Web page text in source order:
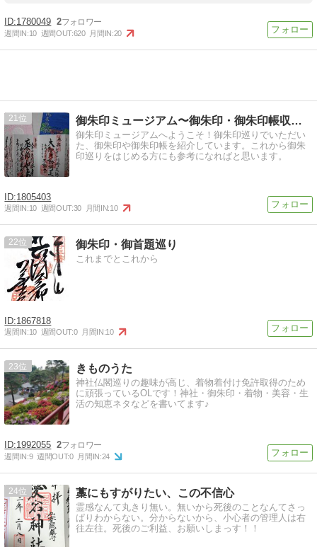
1780049 2
週間IN:10 週間OUT:620 月間IN:20
21 御朱印ミュージアム〜御朱印・御朱印帳収集展示
御朱印ミュージアムへようこそ！御朱印巡りでいただい
た、御朱印や御朱印帳を紹介しています。これから御朱
印巡りをはじめる方にも参考になればと思います。
1805403
週間IN:10 週間OUT:30 月間IN:10
22 御朱印・御首題巡り
これまでとこれから
1867818
週間IN:10 週間OUT:0 月間IN:10
23 きものうた
神社仏閣巡りの趣味が高じ、着物着付け免許取得のため
に頑張っているOLです！神社・御朱印・着物・美容・生
活の知恵ネタなどを書いてます♪
1992055 2
週間IN:9 週間OUT:0 月間IN:24
24 藁にもすがりたい、この不信心
霊感なんて丸きり無い。無いから死後のことなんてさっ
ぱりわからない。分からないから、小心者の管理人は右
往左往。死後のご利益、お願いしまっす！！